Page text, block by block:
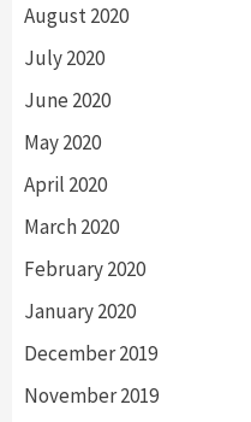
August 2020
July 2020
June 2020
May 2020
April 2020
March 2020
February 2020
January 2020
December 2019
November 2019